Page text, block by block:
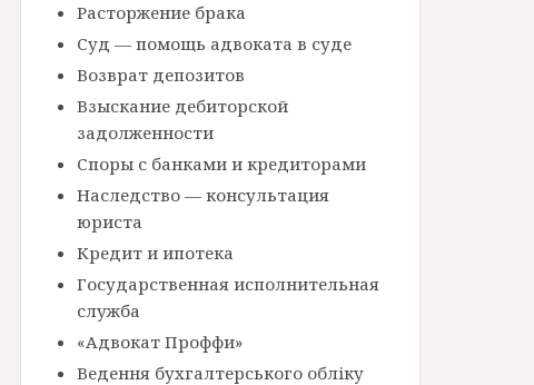
Расторжение брака
Суд — помощь адвоката в суде
Возврат депозитов
Взыскание дебиторской
задолженности
Споры с банками и кредиторами
Наследство — консультация
юриста
Кредит и ипотека
Государственная исполнительная
служба
«Адвокат Проффи»
Ведення бухгалтерського обліку